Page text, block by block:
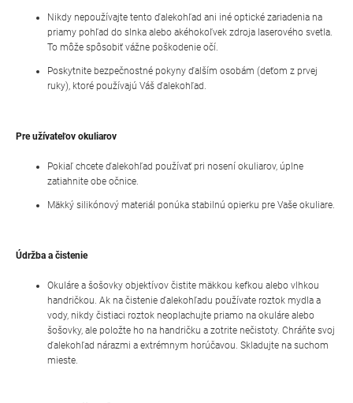
Nikdy nepoužívajte tento ďalekohľad ani iné optické zariadenia na
priamy pohľad do slnka alebo akéhokoľvek zdroja laserového svetla.
To môže spôsobiť vážne poškodenie očí.
Poskytnite bezpečnostné pokyny ďalším osobám (deťom z prvej
ruky), ktoré používajú Váš ďalekohľad.
Pre užívateľov okuliarov
Pokiaľ chcete ďalekohľad používať pri nosení okuliarov, úplne
zatiahnite obe očnice.
Mäkký silikónový materiál ponúka stabilnú opierku pre Vaše okuliare.
Údržba a čistenie
Okuláre a šošovky objektívov čistite mäkkou kefkou alebo vlhkou
handričkou. Ak na čistenie ďalekohľadu používate roztok mydla a
vody, nikdy čistiaci roztok neoplachujte priamo na okuláre alebo
šošovky, ale položte ho na handričku a zotrite nečistoty. Chráňte svoj
ďalekohľad nárazmi a extrémnym horúčavou. Skladujte na suchom
mieste.